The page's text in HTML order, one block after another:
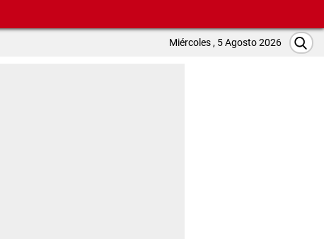
Miércoles , 5 Agosto 2026